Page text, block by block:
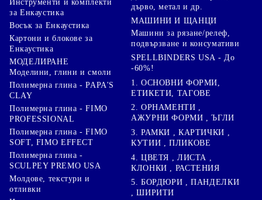
Инструменти и комплекти
за Енкаустика
Восък за Енкаустика
Картони и блокове за
Енкаустика
МОДЕЛИРАНЕ
Моделини, глини и смоли
Полимерна глина - PAPA'S
CLAY
Полимерна глина - FIMO
PROFESSIONAL
Полимерна глина - FIMO
SOFT, FIMO EFFECT
Полимерна глина -
SCULPEY PREMO USA
Молдове, текстури и
отливки
дърво, метал и др.
МАШИНИ И ЩАНЦИ
Машини за рязане/релеф,
подвързване и консумативи
SPELLBINDERS USA - До
-60%!
1. ОСНОВНИ ФОРМИ,
ЕТИКЕТИ, ТАГОВЕ
2. ОРНАМЕНТИ ,
АЖУРНИ ФОРМИ , ЪГЛИ
3. РАМКИ , КАРТИЧКИ ,
КУТИИ , ПЛИКОВЕ
4. ЦВЕТЯ , ЛИСТА ,
КЛОНКИ , РАСТЕНИЯ
5. БОРДЮРИ , ПАНДЕЛКИ
, ШИРИТИ